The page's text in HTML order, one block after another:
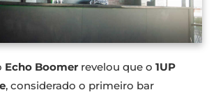
Echo Boomer revelou que o 1UP
, considerado o primeiro bar